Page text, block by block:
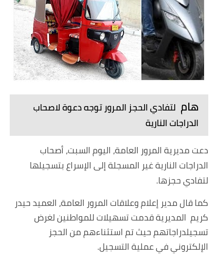
هام لتفادي الحجز المرور توجه دعوة لاصحاب
الدراجات النارية
دعت مديرية المرور العامة، اليوم السبت، أصحاب
الدراجات النارية غير المسجلة إلى الإسراع بتسجيلها
لتفادي حجزها.
كما قال مدير إعلام وعلاقات المرور العامة، العميد حيدر
كريم المديرية قدمت تسهيلات للمواطنين لغرض
تسجيلدراجاتهم حيث تم استثناءهم من الحجز
الإلكتروني في عملية التسجيل.